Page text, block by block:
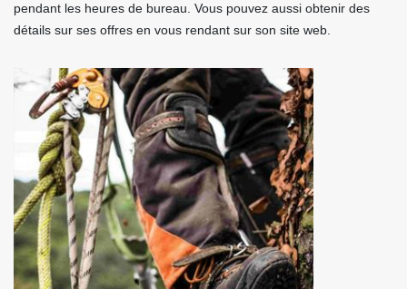
pendant les heures de bureau. Vous pouvez aussi obtenir des
détails sur ses offres en vous rendant sur son site web.